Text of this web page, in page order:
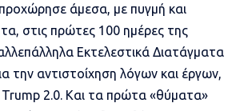
άμεσα, με πυγμή και
στις πρώτες 100 ημέρες της
Εκτελεστικά Διατάγματα
την αντιστοίχηση λόγων και έργων,
2.0. Και τα πρώτα «θύματα»